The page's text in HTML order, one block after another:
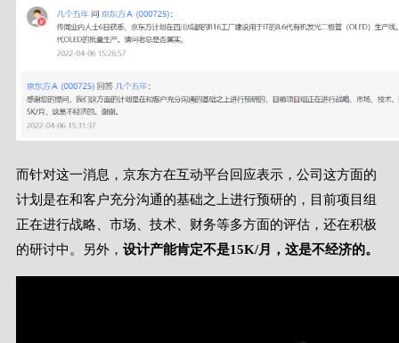
而针对这一消息，京东方在互动平台回应表示，公司这方面的
计划是在和客户充分沟通的基础之上进行预研的，目前项目组
正在进行战略、市场、技术、财务等多方面的评估，还在积极
的研讨中。另外， 设计产能肯定不是15K/月，这是不经济的。